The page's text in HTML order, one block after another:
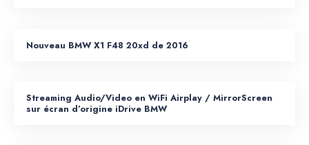
Nouveau BMW X1 F48 20xd de 2016
Streaming Audio/Video en WiFi Airplay / MirrorScreen
sur écran d’origine iDrive BMW